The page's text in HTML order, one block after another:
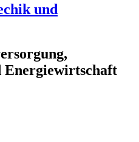
und
Energiewirtschaft